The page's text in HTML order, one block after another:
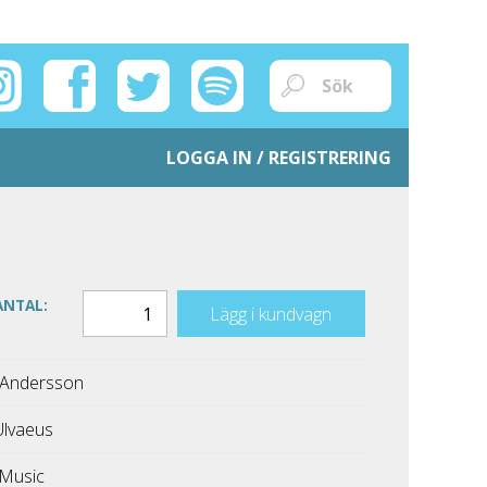
LOGGA IN / REGISTRERING
Lägg i kundvagn